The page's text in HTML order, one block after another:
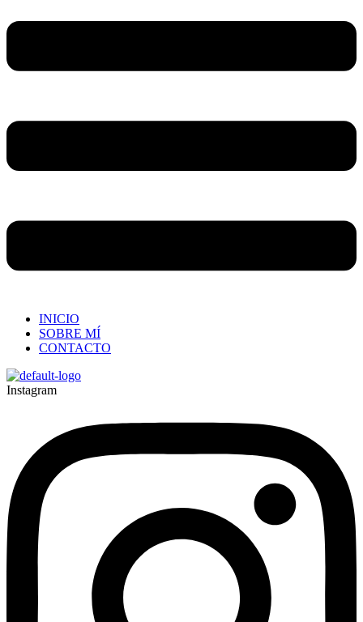
INICIO
SOBRE MÍ
CONTACTO
Instagram